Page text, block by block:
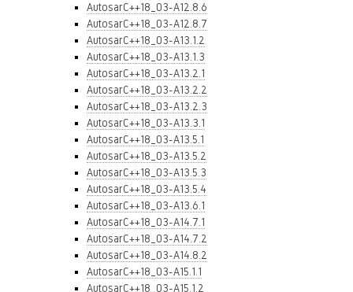
AutosarC++18_03-A12.8.6
AutosarC++18_03-A12.8.7
AutosarC++18_03-A13.1.2
AutosarC++18_03-A13.1.3
AutosarC++18_03-A13.2.1
AutosarC++18_03-A13.2.2
AutosarC++18_03-A13.2.3
AutosarC++18_03-A13.3.1
AutosarC++18_03-A13.5.1
AutosarC++18_03-A13.5.2
AutosarC++18_03-A13.5.3
AutosarC++18_03-A13.5.4
AutosarC++18_03-A13.6.1
AutosarC++18_03-A14.7.1
AutosarC++18_03-A14.7.2
AutosarC++18_03-A14.8.2
AutosarC++18_03-A15.1.1
AutosarC++18_03-A15.1.2